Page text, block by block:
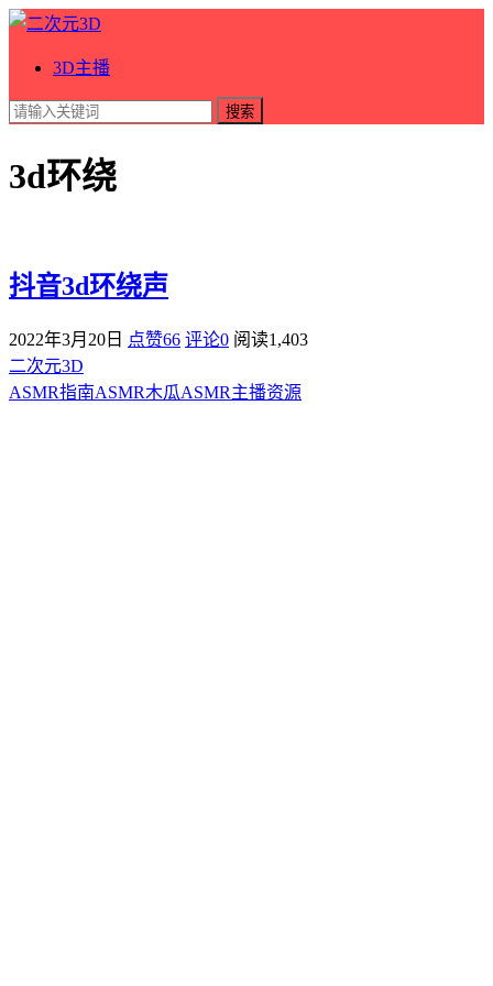
3D主播
搜索
3d环绕
抖音3d环绕声
2022年3月20日 点赞66 评论0 阅读1,403
二次元3D
ASMR指南ASMR木瓜ASMR主播资源